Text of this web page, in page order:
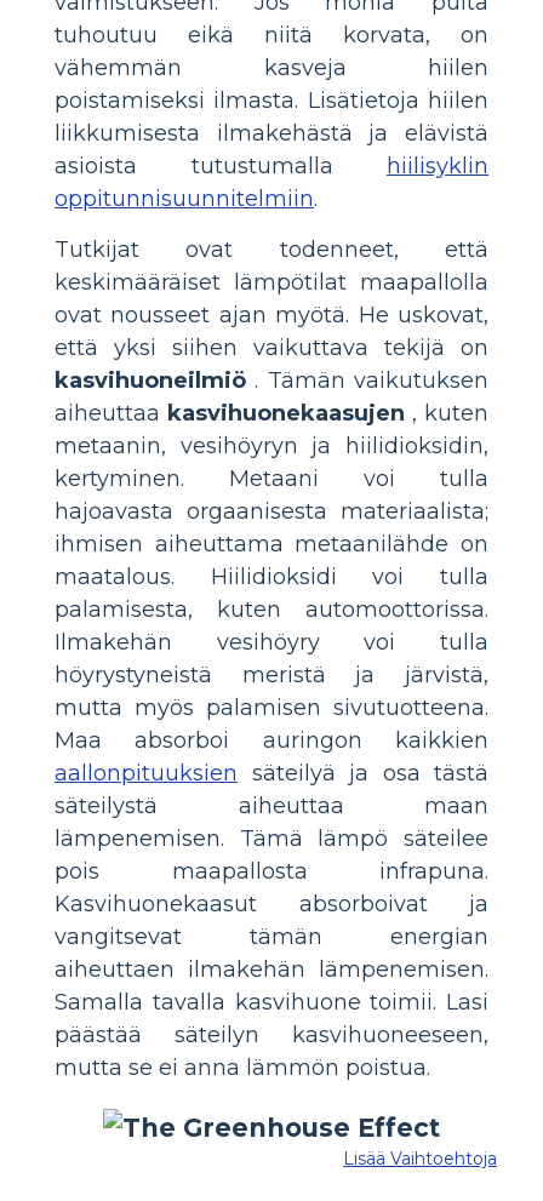
tuhoutuu eikä niitä korvata, on
vähemmän kasveja hiilen
poistamiseksi ilmasta. Lisätietoja hiilen
liikkumisesta ilmakehästä ja elävistä
asioista tutustumalla
hiilisyklin
oppitunnisuunnitelmiin.
Tutkijat ovat todenneet, että
keskimääräiset lämpötilat maapallolla
ovat nousseet ajan myötä. He uskovat,
että yksi siihen vaikuttava tekijä on
kasvihuoneilmiö . Tämän vaikutuksen
aiheuttaa kasvihuonekaasujen , kuten
metaanin, vesihöyryn ja hiilidioksidin,
kertyminen. Metaani voi tulla
hajoavasta orgaanisesta materiaalista;
ihmisen aiheuttama metaanilähde on
maatalous. Hiilidioksidi voi tulla
palamisesta, kuten automoottorissa.
Ilmakehän vesihöyry voi tulla
höyrystyneistä meristä ja järvistä,
mutta myös palamisen sivutuotteena.
Maa absorboi auringon kaikkien
aallonpituuksien säteilyä ja osa tästä
säteilystä aiheuttaa maan
lämpenemisen. Tämä lämpö säteilee
pois maapallosta infrapuna.
Kasvihuonekaasut absorboivat ja
vangitsevat tämän energian
aiheuttaen ilmakehän lämpenemisen.
Samalla tavalla kasvihuone toimii. Lasi
päästää säteilyn kasvihuoneeseen,
mutta se ei anna lämmön poistua.
Lisää Vaihtoehtoja